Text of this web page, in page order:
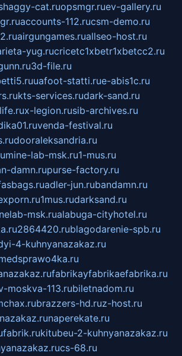
cat.ruopsmgr.ruev-gallery.ru
accounts-112.rucsm-demo.ru
airgungames.ruallseo-host.ru
yug.rucricetc1xbetr1xbetcc2.ru
3d-file.ru
uafoot-statti.rue-abis1c.ru
kts-services.rudark-sand.ru
x-legion.rusib-archives.ru
venda-festival.ru
dooraleksandria.ru
mine-lab-msk.ru1-mus.ru
damn.rupurse-factory.ru
adler-jun.rubandamn.ru
1mus.rudarksand.ru
msk.rualabuga-cityhotel.ru
2864420.rublagodarenie-spb.ru
4-kuhnyanazakaz.ru
fabrikayfabrikaefabrika.ru
moskva-113.rubiletnadom.ru
brazzers-hd.ruz-host.ru
naperekate.ru
kitubeu-2-kuhnyanazakaz.ru
cs-68.ru